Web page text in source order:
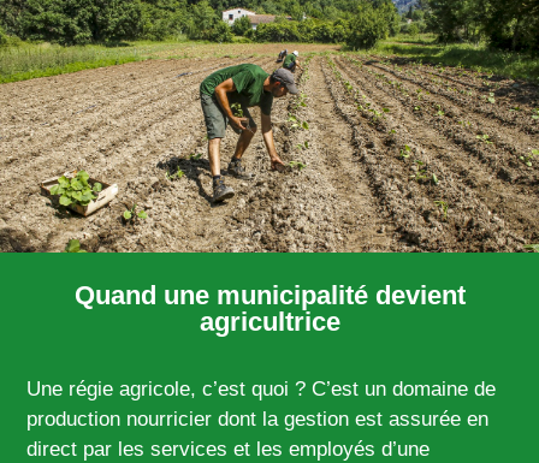
Quand une municipalité devient
agricultrice
Une régie agricole, c’est quoi ? C’est un domaine de
production nourricier dont la gestion est assurée en
direct par les services et les employés d’une